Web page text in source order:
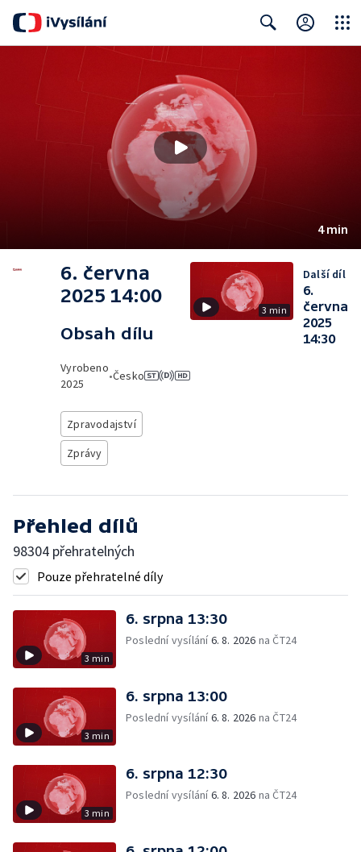
4 min
6. června
2025 14:00
Obsah dílu
Vyrobeno
2025
•Česko
Zpravodajství
Zprávy
3 min
Další díl
6.
června
2025
14:30
Přehled dílů
98304 přehratelných
Pouze přehratelné díly
3 min
6. srpna 13:30
Poslední vysílání6. 8. 2026 na ČT24
3 min
6. srpna 13:00
Poslední vysílání6. 8. 2026 na ČT24
3 min
6. srpna 12:30
Poslední vysílání6. 8. 2026 na ČT24